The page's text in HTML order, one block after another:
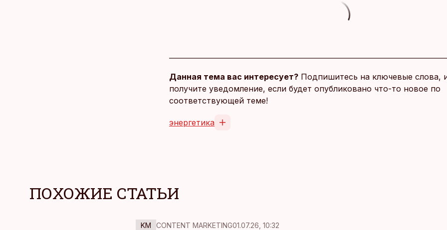
Данная тема вас интересует? Подпишитесь на ключевые слова,
получите уведомление, если будет опубликовано что-то новое по
соответствующей теме!
энергетика
ПОХОЖИЕ СТАТЬИ
KM CONTENT MARKETING01.07.26, 10:32